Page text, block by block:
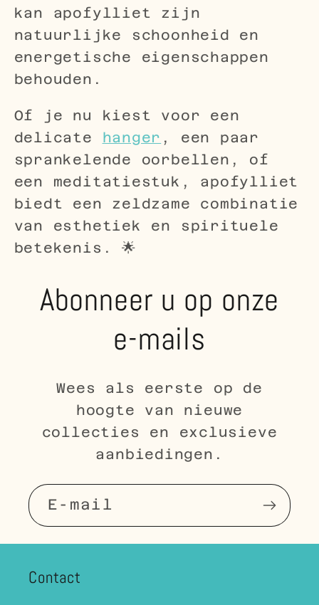
kan apofylliet zijn
natuurlijke schoonheid en
energetische eigenschappen
behouden.
Of je nu kiest voor een
delicate hanger , een paar
sprankelende oorbellen, of
een meditatiestuk, apofylliet
biedt een zeldzame combinatie
van esthetiek en spirituele
betekenis. 🌟
Abonneer u op onze
e-mails
Wees als eerste op de
hoogte van nieuwe
collecties en exclusieve
aanbiedingen.
E‑mail
Contact